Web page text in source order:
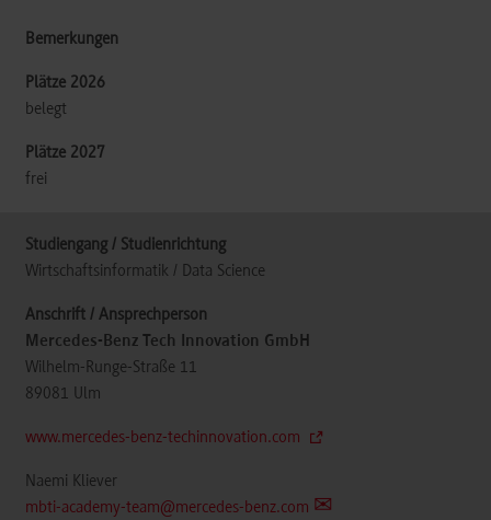
belegt
frei
Wirtschaftsinformatik / Data Science
Mercedes-Benz Tech Innovation GmbH
Wilhelm-Runge-Straße 11
89081 Ulm
www.mercedes-benz-techinnovation.com
Naemi Kliever
mbti-academy-team@mercedes-benz.com